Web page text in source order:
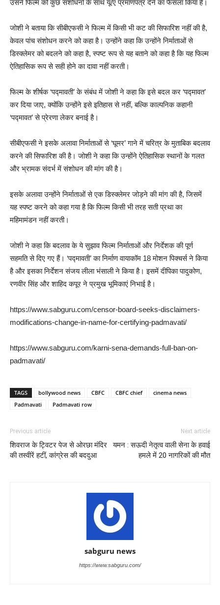
उसने फिल्म को कुछ संशोधनों के साथ यू/ए प्रमाणपत्र देने का फैसला किया है।
जोशी ने बताया कि सीबीएफसी ने फिल्म में किसी भी कट की सिफारिश नहीं की है,
केवल पांच संशोधन करने को कहा है। उन्होंने कहा कि उन्होंने निर्माताओं से
डिस्क्लेमर को बदलने को कहा है, स्पष्ट रूप से यह बताने को कहा है कि यह फिल्म
ऐतिहासिक रूप से सही होने का दावा नहीं करती।
फिल्म के शीर्षक ‘पद्मावती’ के संबंध में जोशी ने कहा कि इसे बदल कर ‘पद्मावत’
कर दिया जाए, क्योंकि उन्होंने इसे इतिहास से नहीं, बल्कि काल्पनिक कहानी
‘पद्मावत’ से प्रेरणा लेकर बनाई है।
सीबीएफसी ने इसके अलावा निर्माताओं से ‘घूमर’ गाने में चरित्र के मुताबिक बदलाव
करने की सिफारिश की है। जोशी ने कहा कि उन्होंने ऐतिहासिक स्थानों के गलत
और भ्रामक संदर्भ में संशोधन की मांग की है।
इसके अलावा उन्होंने निर्माताओं से एक डिस्क्लेमर जोड़ने की मांग की है, जिसमें
यह स्पष्ट करने को कहा गया है कि फिल्म किसी भी तरह सती प्रथा का
महिमामंडन नहीं करती।
जोशी ने कहा कि बदलाव के ये सुझाव फिल्म निर्माताओं और निर्देशक की पूर्ण
सहमति से दिए गए हैं। ‘पद्मावती’ का निर्माण वायाकॉम 18 मोशन पिक्चर्स ने किया
है और इसका निर्देशन संजय लीला भंसाली ने किया है। इसमें दीपिका पादुकोण,
रणवीर सिंह और शाहिद कपूर ने प्रमुख भूमिकाएं निभाई है।
https://www.sabguru.com/censor-board-seeks-disclaimers-
modifications-change-in-name-for-certifying-padmavati/
https://www.sabguru.com/karni-sena-demands-full-ban-on-
padmavati/
TAGS bollywood news CBFC CBFC chief
cinema news
Padmavati
Padmavati row
Previous article
शिवराज के ट्विटर पेज से ओरछा मंदिर
की तस्वीरें हटीं, कांग्रेस की बददुआ
Next article
यमन : सऊदी नेतृत्व वाली सेना के हवाई
हमले में 20 नागरिकों की मौत
sabguru news
https://www.sabguru.com/